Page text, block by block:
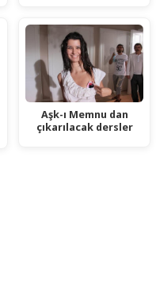
Aşk-ı Memnu dan
çıkarılacak dersler